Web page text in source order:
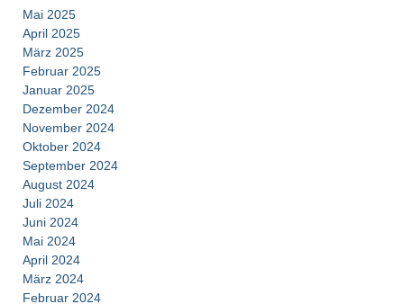
Mai 2025
April 2025
März 2025
Februar 2025
Januar 2025
Dezember 2024
November 2024
Oktober 2024
September 2024
August 2024
Juli 2024
Juni 2024
Mai 2024
April 2024
März 2024
Februar 2024